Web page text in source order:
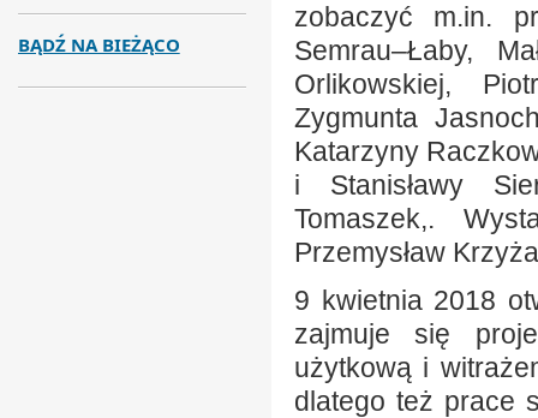
zobaczyć m.in.
Semrau–Łaby,
Orlikowskiej,
Zygmunta
Katarzyny
i Stanisławy
Tomaszek,.
Przemysław
9 kwietnia 2018
zajmuje się
użytkową i
dlatego też prace
BĄDŹ NA BIEŻĄCO